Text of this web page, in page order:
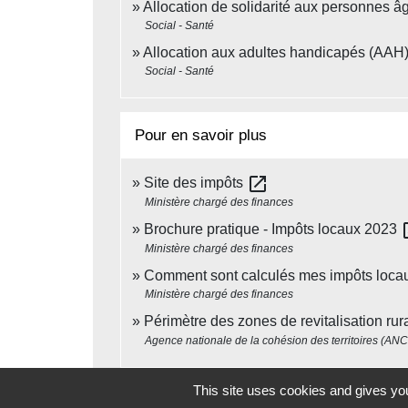
Allocation de solidarité aux personnes
Social - Santé
Allocation aux adultes handicapés (AAH)
Social - Santé
Pour en savoir plus
Site des impôts open_in_new
Ministère chargé des finances
Brochure pratique - Impôts locaux 2023
Ministère chargé des finances
Comment sont calculés mes impôts
Ministère chargé des finances
Périmètre des zones de revitalisation
Agence nationale de la cohésion des territoires
This site uses cookies and gives